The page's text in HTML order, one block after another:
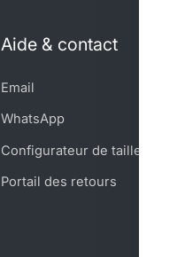
Aide & contact
Email
WhatsApp
Configurateur de taille
Portail des retours